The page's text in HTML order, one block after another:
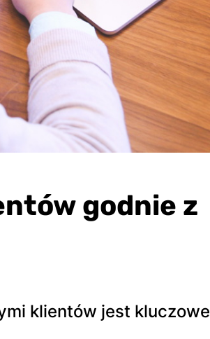
godnie z
klientów jest kluczowe